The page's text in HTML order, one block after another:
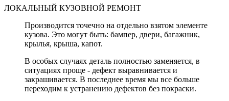
ЛОКАЛЬНЫЙ КУЗОВНОЙ РЕМОНТ
Производится точечно на отдельно взятом элементе
кузова. Это могут быть: бампер, двери, багажник,
крылья, крыша, капот.
В особых случаях деталь полностью заменяется, в
ситуациях проще - дефект выравнивается и
закрашивается. В последнее время мы все больше
переходим к устранению дефектов без покраски.